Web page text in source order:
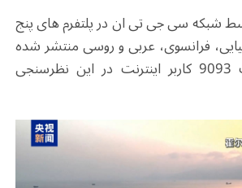
شبکه سی جی تی ان در پلتفرم های پنج
فرانسوی، عربی و روسی منتشر شده
و ظرف 24 ساعت 9093 کاربر اینترنت در این نظرسنجی